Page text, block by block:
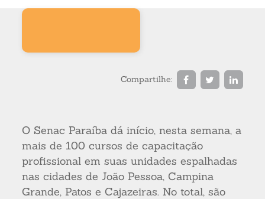
Compartilhe:
O Senac Paraíba dá início, nesta semana, a
mais de 100 cursos de capacitação
profissional em suas unidades espalhadas
nas cidades de João Pessoa, Campina
Grande, Patos e Cajazeiras. No total, são